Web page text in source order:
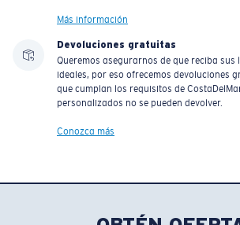
Más información
Devoluciones gratuitas
Queremos asegurarnos de que reciba sus
ideales, por eso ofrecemos devoluciones
que cumplan los requisitos de
personalizados no se pueden devolver.
Conozca más